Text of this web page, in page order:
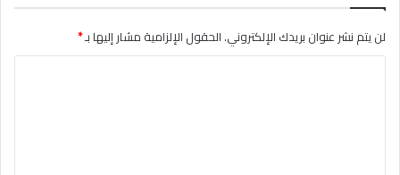
لن يتم نشر عنوان بريدك الإلكتروني.الحقول الإلزامية مشار إليها بـ*